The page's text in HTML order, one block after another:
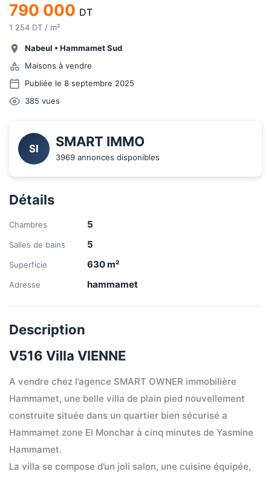
790 000 DT
1 254 DT / m²
Nabeul • Hammamet Sud
Maisons à vendre
Publiée le 8 septembre 2025
385 vues
SI SMART IMMO
3969 annonces disponibles
Détails
Chambres 5
Salles de bains 5
Superficie 630m²
Adresse hammamet
Description
V516 Villa VIENNE
A vendre chez l’agence SMART OWNER immobilière
Hammamet, une belle villa de plain pied nouvellement
construite située dans un quartier bien sécurisé a
Hammamet zone El Monchar à cinq minutes de Yasmine
Hammamet.
La villa se compose d’un joli salon, une cuisine équipée,